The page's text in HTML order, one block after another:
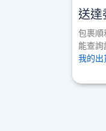
送達
包裹順
能查詢
我的出